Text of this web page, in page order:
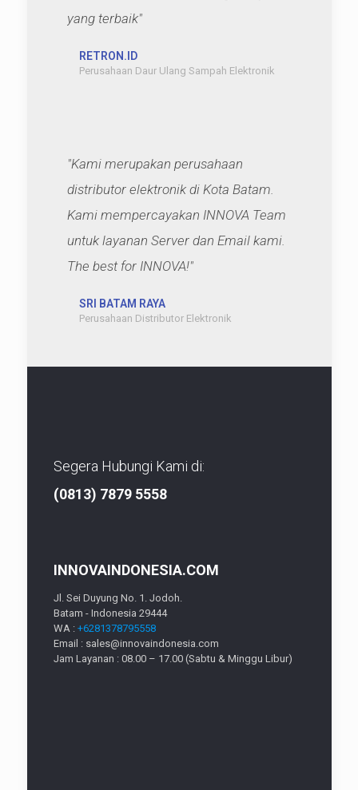
yang terbaik"
RETRON.ID
Perusahaan Daur Ulang Sampah Elektronik
"Kami merupakan perusahaan
distributor elektronik di Kota Batam.
Kami mempercayakan INNOVA Team
untuk layanan Server dan Email kami.
The best for INNOVA!"
SRI BATAM RAYA
Perusahaan Distributor Elektronik
Segera Hubungi Kami di:
(0813) 7879 5558
INNOVAINDONESIA.COM
Jl. Sei Duyung No. 1. Jodoh.
Batam - Indonesia 29444
WA : +6281378795558
Email : sales@innovaindonesia.com
Jam Layanan : 08.00 – 17.00 (Sabtu & Minggu Libur)